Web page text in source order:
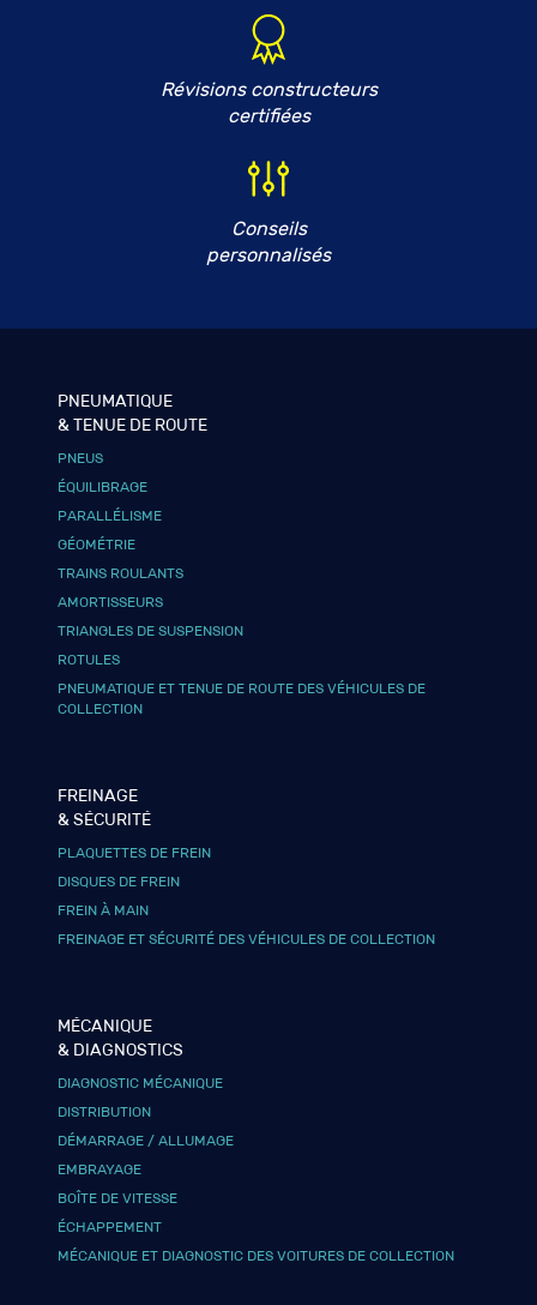
Révisions constructeurs
certifiées
Conseils
personnalisés
PNEUMATIQUE
& TENUE DE ROUTE
PNEUS
ÉQUILIBRAGE
PARALLÉLISME
GÉOMÉTRIE
TRAINS ROULANTS
AMORTISSEURS
TRIANGLES DE SUSPENSION
ROTULES
PNEUMATIQUE ET TENUE DE ROUTE DES VÉHICULES DE
COLLECTION
FREINAGE
& SÉCURITÉ
PLAQUETTES DE FREIN
DISQUES DE FREIN
FREIN À MAIN
FREINAGE ET SÉCURITÉ DES VÉHICULES DE COLLECTION
MÉCANIQUE
& DIAGNOSTICS
DIAGNOSTIC MÉCANIQUE
DISTRIBUTION
DÉMARRAGE / ALLUMAGE
EMBRAYAGE
BOÎTE DE VITESSE
ÉCHAPPEMENT
MÉCANIQUE ET DIAGNOSTIC DES VOITURES DE COLLECTION